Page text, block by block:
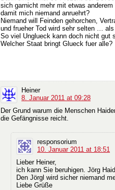
sich garnicht mehr mit etwas
damit mich niemand anruehrt?
Niemand will Feinden gehorchen,
und frueher Tod wird sehr selten …
So viel Unglueck kann doch nicht gut
Welcher Staat bringt Glueck fuer alle?
Heiner
8. Januar 2011 at 09:28
Der Grund warum die Menschen
die Gefängnisse reicht.
responsorium
10. Januar 2011 at 18:51
Lieber Heiner,
ich kann Sie beruhigen. Jörg
Den Jörgl wird sicher niemand
Liebe Grüße